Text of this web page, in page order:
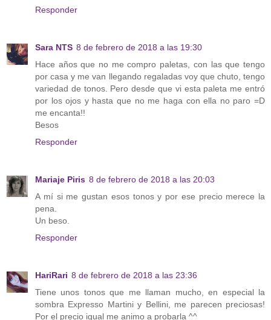
Responder
Sara NTS 8 de febrero de 2018 a las 19:30
Hace años que no me compro paletas, con las que tengo
por casa y me van llegando regaladas voy que chuto, tengo
variedad de tonos. Pero desde que vi esta paleta me entró
por los ojos y hasta que no me haga con ella no paro =D
me encanta!!
Besos
Responder
Mariaje Piris 8 de febrero de 2018 a las 20:03
A mí si me gustan esos tonos y por ese precio merece la
pena.
Un beso.
Responder
HariRari 8 de febrero de 2018 a las 23:36
Tiene unos tonos que me llaman mucho, en especial la
sombra Expresso Martini y Bellini, me parecen preciosas!
Por el precio igual me animo a probarla ^^